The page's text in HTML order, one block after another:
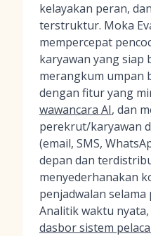
kelayakan peran,
terstruktur. Moka
mempercepat
karyawan yang siap
merangkum umpan
dengan fitur yang
wawancara AI, dan
perekrut/karyawan
(email, SMS,
depan dan
menyederhanakan
penjadwalan
Analitik waktu
dasbor sistem